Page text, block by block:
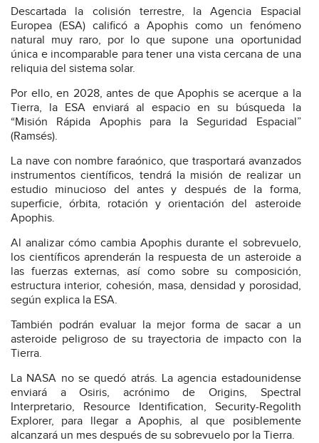
Descartada la colisión terrestre, la Agencia Espacial
Europea (ESA) calificó a Apophis como un fenómeno
natural muy raro, por lo que supone una oportunidad
única e incomparable para tener una vista cercana de una
reliquia del sistema solar.
Por ello, en 2028, antes de que Apophis se acerque a la
Tierra, la ESA enviará al espacio en su búsqueda la
“Misión Rápida Apophis para la Seguridad Espacial”
(Ramsés).
La nave con nombre faraónico, que trasportará avanzados
instrumentos científicos, tendrá la misión de realizar un
estudio minucioso del antes y después de la forma,
superficie, órbita, rotación y orientación del asteroide
Apophis.
Al analizar cómo cambia Apophis durante el sobrevuelo,
los científicos aprenderán la respuesta de un asteroide a
las fuerzas externas, así como sobre su composición,
estructura interior, cohesión, masa, densidad y porosidad,
según explica la ESA.
También podrán evaluar la mejor forma de sacar a un
asteroide peligroso de su trayectoria de impacto con la
Tierra.
La NASA no se quedó atrás. La agencia estadounidense
enviará a Osiris, acrónimo de Origins, Spectral
Interpretario, Resource Identification, Security-Regolith
Explorer, para llegar a Apophis, al que posiblemente
alcanzará un mes después de su sobrevuelo por la Tierra.